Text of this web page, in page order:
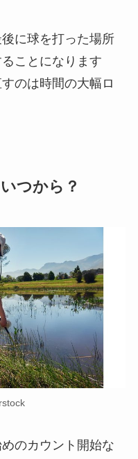
に球を打った場所
ことになります
のは時間の大幅ロ
つから？
のカウント開始な